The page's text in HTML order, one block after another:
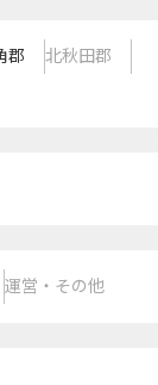
郡
北秋田郡
運営・その他